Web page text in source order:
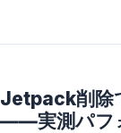
Jetpack削除
――実測パフ